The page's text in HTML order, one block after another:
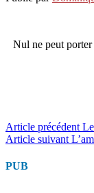
Nul ne peut porter
Lire
la
suite
Article précédent
Article suivant
PUB